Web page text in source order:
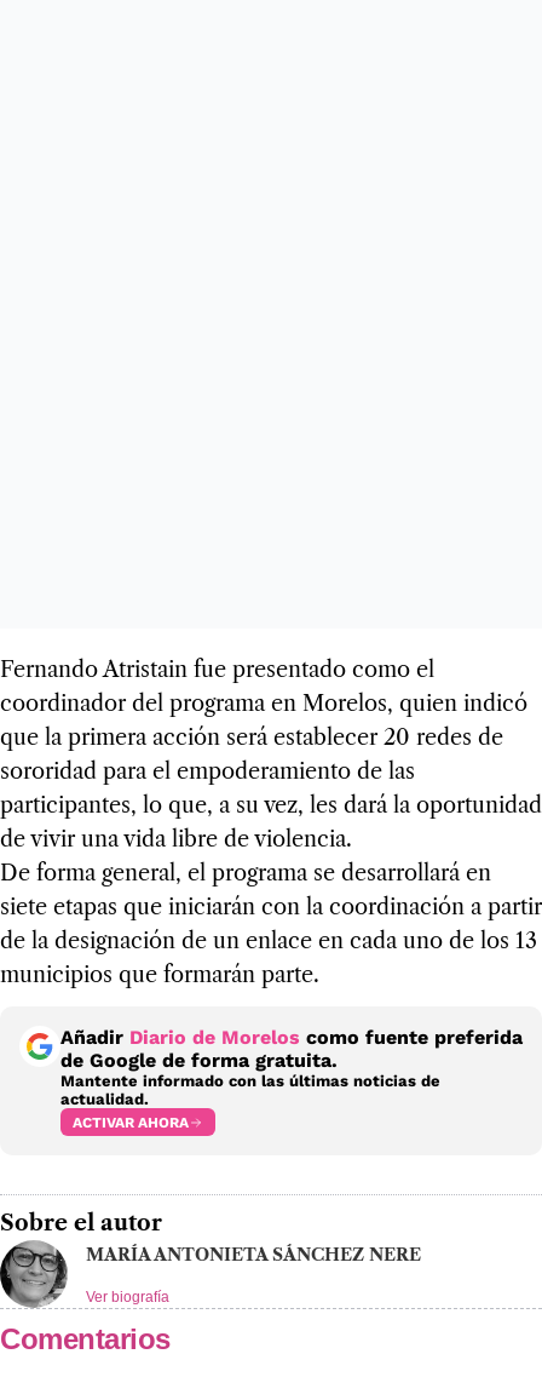
Fernando Atristain fue presentado como el
coordinador del programa en Morelos, quien indicó
que la primera acción será establecer 20 redes de
sororidad para el empoderamiento de las
participantes, lo que, a su vez, les dará la oportunidad
de vivir una vida libre de violencia.
De forma general, el programa se desarrollará en
siete etapas que iniciarán con la coordinación a partir
de la designación de un enlace en cada uno de los 13
municipios que formarán parte.
Añadir Diario de Morelos como fuente preferida
de Google de forma gratuita.
Mantente informado con las últimas noticias de
actualidad.
ACTIVAR AHORA
Sobre el autor
MARÍA ANTONIETA SÁNCHEZ NERE
Ver biografía
Comentarios